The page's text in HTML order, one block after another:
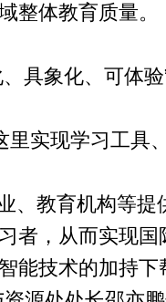
整体教育质量。
具象化、可体
里实现学习工具
、教育机构等
者，从而实现国
能技术的加持下